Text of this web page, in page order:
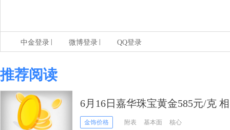
中金登录 微博登录 QQ登录
推荐阅读
6月16日嘉华珠宝黄金585元/克
金饰价格 附表 基本面 核心